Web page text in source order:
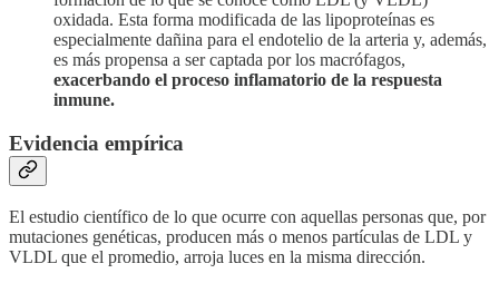
oxidada. Esta forma modificada de las lipoproteínas es
especialmente dañina para el endotelio de la arteria y, además,
es más propensa a ser captada por los macrófagos,
exacerbando el proceso inflamatorio de la respuesta
inmune.
Evidencia empírica
El estudio científico de lo que ocurre con aquellas personas que, por
mutaciones genéticas, producen más o menos partículas de LDL y
VLDL que el promedio, arroja luces en la misma dirección.